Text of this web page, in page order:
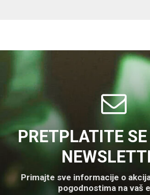
PRETPLATITE
Primajte sve informacije o
pogodnostima na vaš